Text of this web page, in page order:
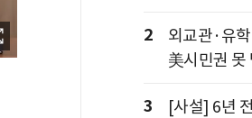
2
외교관·유
美시민권 못
3
[사설] 6년